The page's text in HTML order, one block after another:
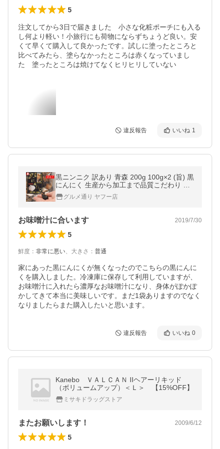
5
注文してから3日で届きました　小さな化粧ポーチにも入る
し何より軽い！小旅行にも荷物にならずちょうど良い。安
くて早くて購入して良かったです。試しに塗ったところと
比べてみたら、塗らなかったところは赤くなっていまし
た　塗ったところは焼けてなくヒリヒリしていない
違反報告 いいね 1
黒ニンニク 訳あり 青森 200g 100g×2 (旨) 黒
にんにく 生産から加工まで品質こだわり 栄
養価は変わらない 津軽黒にんにく 黒ニンニ
ク 青森
グルメ通り ヤフー店
お味噌汁に合います 2019/7/30
5
鮮度 ： 非常に悪い、 大きさ ： 普通
家にあった黒にんにくが無くなったのでこちらの黒にんに
くを購入しました。冷凍庫に保存して利用していますが、
お味噌汁に入れたら濃厚なお味噌汁になり、身体がぽかぽ
かしてきて本当に美味しいです。まだ1袋ありますのでなく
なりましたらまた購入したいと思います。
違反報告 いいね 0
Kanebo ＶＡＬＣＡＮ IIヘアーリキッド
（ボリュームアップ）＜Ｌ＞ 【15%OFF】
ミサキドラッグストア
またお願いします！ 2009/6/12
5